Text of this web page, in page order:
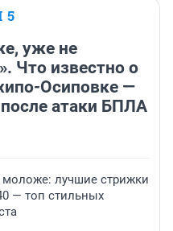
5
уже не
Что известно о
Осиповке —
атаки БПЛА
лучшие стрижки
— топ стильных